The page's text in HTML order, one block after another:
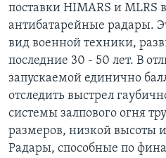
поставки HIMARS и MLRS
антибатарейные радары.
вид военной техники,
последние 30 - 50 лет. В
запускаемой единично
отследить выстрел
системы залпового огня
размеров, низкой высоты
Радары, способные по